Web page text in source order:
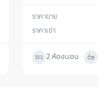
ราคาขาย
ราคาเช่า
2 ห้องนอน